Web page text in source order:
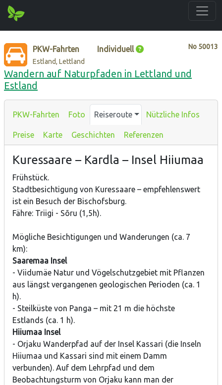
No 50013
PKW-Fahrten Individuell
Estland, Lettland
Wandern auf Naturpfaden in Lettland und
Estland
PKW-Fahrten Foto Reiseroute Nützliche Infos
Preise Karte Geschichten Referenzen
Kuressaare – Kardla – Insel Hiiumaa
Frühstück.
Stadtbesichtigung von Kuressaare – empfehlenswert
ist ein Besuch der Bischofsburg.
Fähre: Triigi - Sõru (1,5h).
Mögliche Besichtigungen und Wanderungen (ca. 7
km):
Saaremaa Insel
- Viidumäe Natur und Vögelschutzgebiet mit Pflanzen
aus längst vergangenen geologischen Perioden (ca. 1
h).
- Steilküste von Panga – mit 21 m die höchste
Estlands (ca. 1 h).
Hiiumaa Insel
- Orjaku Wanderpfad auf der Insel Kassari (die Inseln
Hiiumaa und Kassari sind mit einem Damm
verbunden). Auf dem Lehrpfad und dem
Beobachtungsturm von Orjaku kann man der